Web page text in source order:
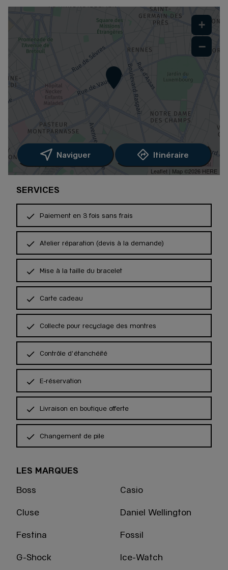
+
−
Leaflet | Map ©2026 HERE
Naviguer Itinéraire
SERVICES
Paiement en 3 fois sans frais
Atelier réparation (devis à la demande)
Mise à la taille du bracelet
Carte cadeau
Collecte pour recyclage des montres
Contrôle d'étanchéité
E-réservation
Livraison en boutique offerte
Changement de pile
LES MARQUES
Boss
Casio
Cluse Daniel Wellington
Festina Fossil
G-Shock Ice-Watch